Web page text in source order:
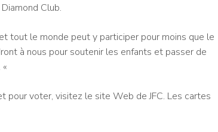
Club.
tout le monde peut y participer pour moins que le
à nous pour soutenir les enfants et passer de
pour voter, visitez le site Web de JFC. Les cartes